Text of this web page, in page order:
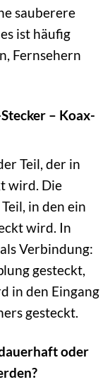
sauberere
ist häufig
Fernsehern
– Koax-
Teil, der in
wird. Die
in den ein
wird. In
Verbindung:
gesteckt,
in den Eingang
gesteckt.
oder